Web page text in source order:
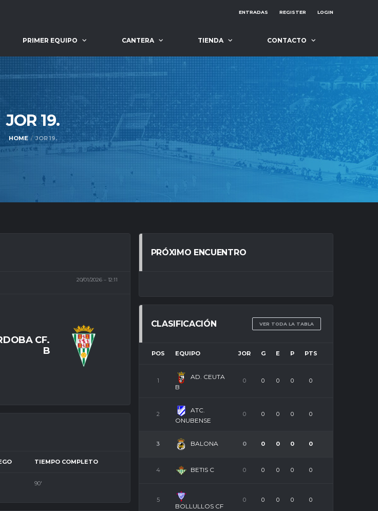
ENTRADAS REGISTER LOGIN
PRIMER EQUIPO CANTERA TIENDA CONTACTO
JOR19.
HOME JOR 19.
20/01/2026
12:11
CF.
B
TIEMPO COMPLETO
90'
PRÓXIMO ENCUENTRO
CLASIFICACIÓN VER TODA LA TABLA
POS EQUIPO JOR G E P PTS
1
AD. CEUTA
B
0 0 0 0 0
2
ATC.
ONUBENSE
0 0 0 0 0
3 BALONA 0 0 0 0 0
4 BETIS C 0 0 0 0 0
5
BOLLULLOS CF
0 0 0 0 0